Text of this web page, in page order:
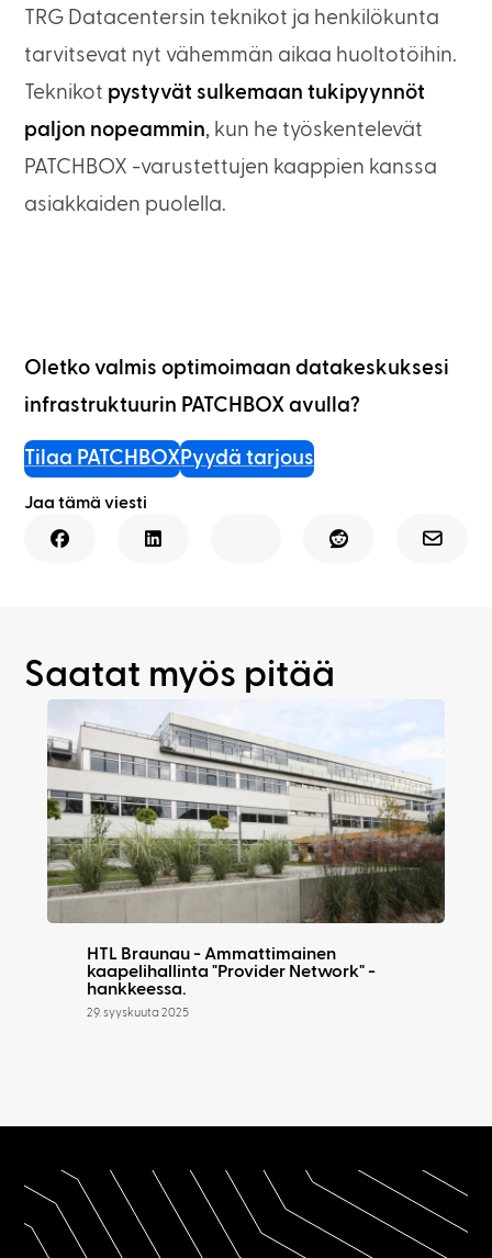
TRG Datacentersin teknikot ja henkilökunta
tarvitsevat nyt vähemmän aikaa huoltotöihin.
Teknikot pystyvät sulkemaan tukipyynnöt
paljon nopeammin, kun he työskentelevät
PATCHBOX -varustettujen kaappien kanssa
asiakkaiden puolella.
Oletko valmis optimoimaan datakeskuksesi
infrastruktuurin PATCHBOX avulla?
Tilaa PATCHBOXPyydä tarjous
Jaa tämä viesti
Saatat myös pitää
HTL Braunau - Ammattimainen
kaapelihallinta "Provider Network" -
hankkeessa.
29. syyskuuta 2025